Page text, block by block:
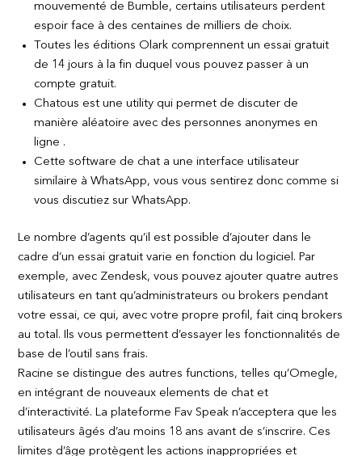
mouvementé de Bumble, certains utilisateurs perdent
espoir face à des centaines de milliers de choix.
Toutes les éditions Olark comprennent un essai gratuit
de 14 jours à la fin duquel vous pouvez passer à un
compte gratuit.
Chatous est une utility qui permet de discuter de
manière aléatoire avec des personnes anonymes en
ligne .
Cette software de chat a une interface utilisateur
similaire à WhatsApp, vous vous sentirez donc comme si
vous discutiez sur WhatsApp.
Le nombre d’agents qu’il est possible d’ajouter dans le
cadre d’un essai gratuit varie en fonction du logiciel. Par
exemple, avec Zendesk, vous pouvez ajouter quatre autres
utilisateurs en tant qu’administrateurs ou brokers pendant
votre essai, ce qui, avec votre propre profil, fait cinq brokers
au total. Ils vous permettent d’essayer les fonctionnalités de
base de l’outil sans frais.
Racine se distingue des autres functions, telles qu’Omegle,
en intégrant de nouveaux elements de chat et
d’interactivité. La plateforme Fav Speak n’acceptera que les
utilisateurs âgés d’au moins 18 ans avant de s’inscrire. Ces
limites d’âge protègent les actions inappropriées et